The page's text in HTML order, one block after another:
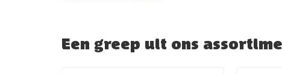
Een greep uit ons